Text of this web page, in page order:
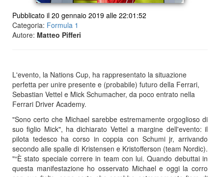
Pubblicato il 20 gennaio 2019 alle 22:01:52
Categoria: Formula 1
Autore: Matteo Pifferi
L'evento, la Nations Cup, ha rappresentato la situazione
perfetta per unire presente e (probabile) futuro della Ferrari,
Sebastian Vettel e Mick Schumacher, da poco entrato nella
Ferrari Driver Academy.
"Sono certo che Michael sarebbe estremamente orgoglioso di
suo figlio Mick", ha dichiarato Vettel a margine dell'evento: il
pilota tedesco ha corso in coppia con Schumi jr, arrivando
secondo alle spalle di Kristensen e Kristofferson (team Nordic).
"“È stato speciale correre in team con lui. Quando debuttai in
questa manifestazione ho osservato Michael e oggi la corro